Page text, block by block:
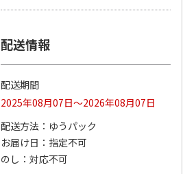
ペット線香 虹のか
ローラルの香り
590円
(送料別・税込)
CIAO 香り立つクラ
配送情報
配送期間
2025年08月07日～2026年08月07日
配送方法
ゆうパック
お届け日
指定不可
のし
対応不可